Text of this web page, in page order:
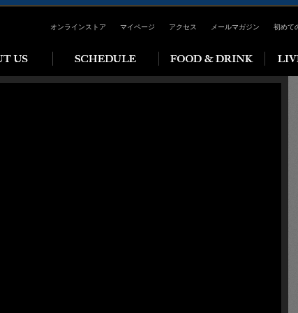
オンラインストア マイページ アクセス メールマガジン 初めて